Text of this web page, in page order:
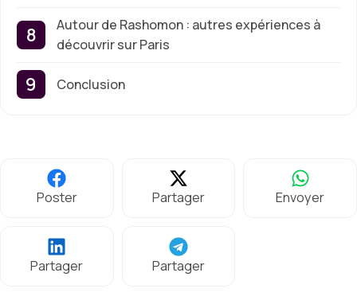
Autour de Rashomon : autres expériences à
découvrir sur Paris
Conclusion
Poster Partager Envoyer
Partager Partager